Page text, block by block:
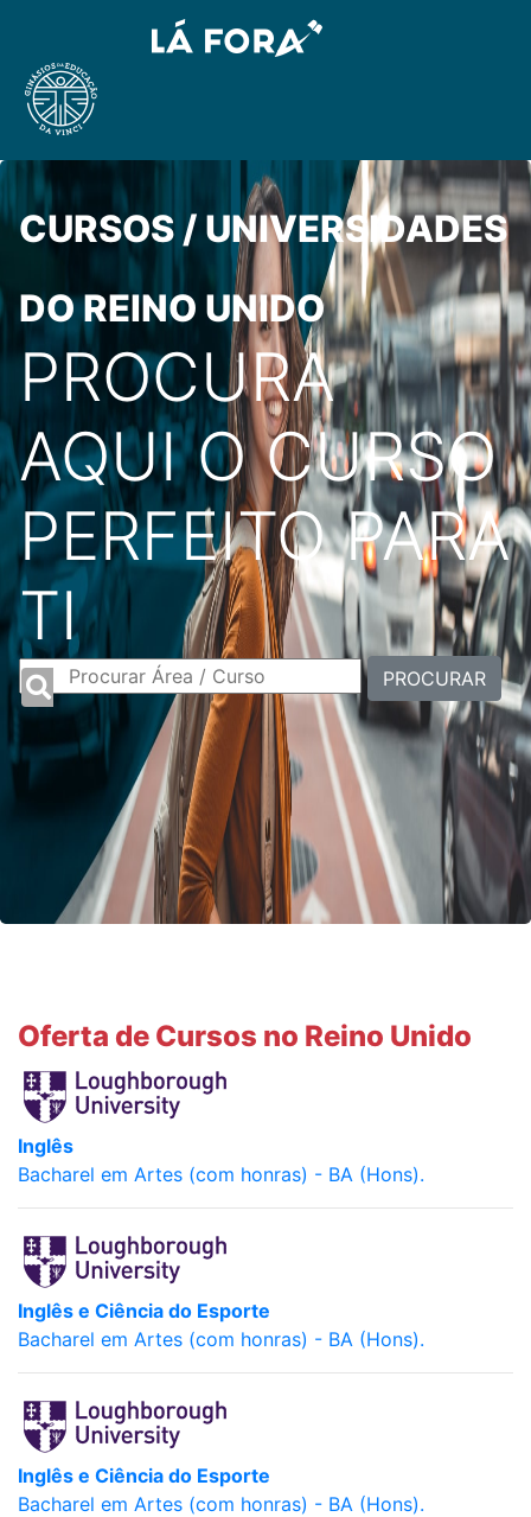
CURSOS / UNIVERSIDADES
DO REINO UNIDO
PROCURA
AQUI O CURSO
PERFEITO PARA
TI
PROCURAR
Oferta de Cursos no Reino Unido
Inglês
Bacharel em Artes (com honras) - BA (Hons).
Inglês e Ciência do Esporte
Bacharel em Artes (com honras) - BA (Hons).
Inglês e Ciência do Esporte
Bacharel em Artes (com honras) - BA (Hons).